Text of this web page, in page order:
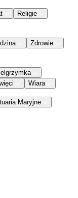
Religie
Zdrowie
Wiara
Maryjne